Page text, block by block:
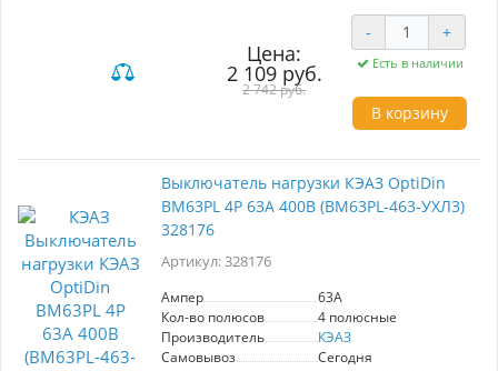
Выключатель нагрузки КЭАЗ OptiDin
предназначен для надежного включения,
отключения и управления электрическим
током в нормальных условиях эксплуатации. С
номинальным током 40А и возможностью
работы при аварийных режимах, этот
выключатель обеспечивает защиту от
неисправностей.
**Преимущества:**
- **Безопасность:** Защита от аварийных
режимов и короткого замыкания.
- **Надежность:** Высокая степень защиты и
долговечность в условиях эксплуатации.
- **Универсальность:** Идеален для
применения в промышленных и бытовых
электрических сетях.
**Ситуации применения:**
- В промышленных объектах для обеспечения
Цена:
2 109 руб.
2 742 руб.
- +
Есть в наличии
В корзину
Выключатель нагрузки КЭАЗ OptiDin
ВМ63PL 4P 63А 400В (BM63PL-463-УХЛ3)
328176
Артикул: 328176
Ампер
63A
Кол-во полюсов
4 полюсные
Производитель
КЭАЗ
Самовывоз
Сегодня